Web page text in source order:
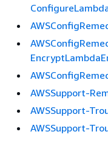
AWSSupport-
AWSSupport-
AWSSupport-